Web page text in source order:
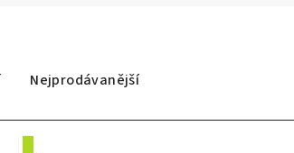
Nejprodávanější